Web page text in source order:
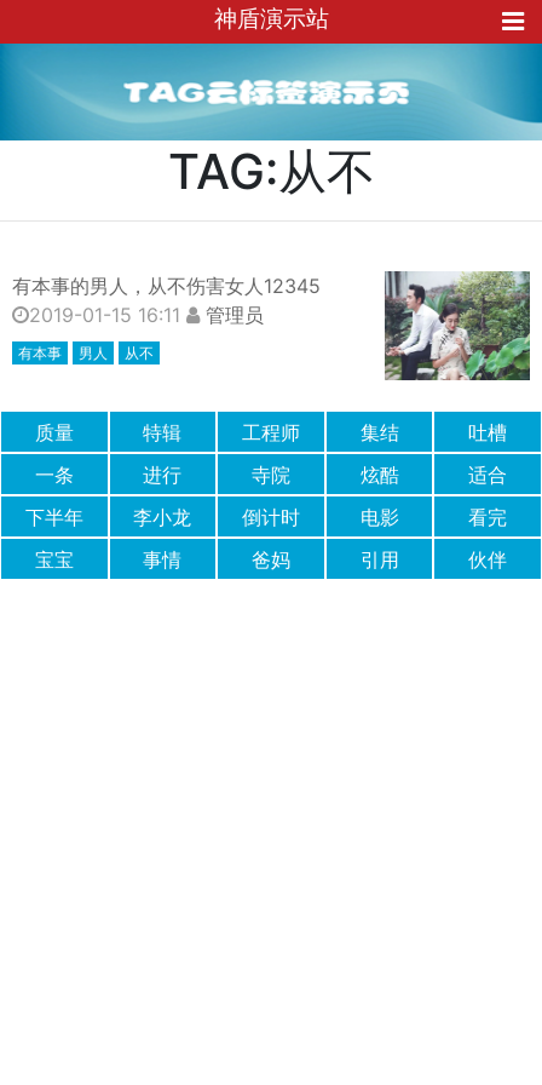
神盾演示站
TAG:从不
有本事的男人，从不伤害女人12345
2019-01-15 16:11
管理员
有本事 男人 从不
质量 特辑 工程师 集结
吐槽
一条
进行 寺院 炫酷
适合
下半年
李小龙 倒计时 电影
看完
宝宝
事情 爸妈 引用 伙伴